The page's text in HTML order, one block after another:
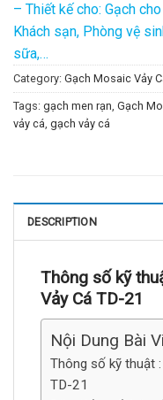
– Thiết kế cho: Gạch
Khách sạn, Phòng vệ
sữa,…
Category: Gạch Mosaic Vảy
Tags: gạch men rạn, Gạch
vảy cá, gạch vảy cá
DESCRIPTION
Thông số kỹ
Vảy Cá TD-21
Nội Dung Bài
Thông số kỹ thuật
TD-21